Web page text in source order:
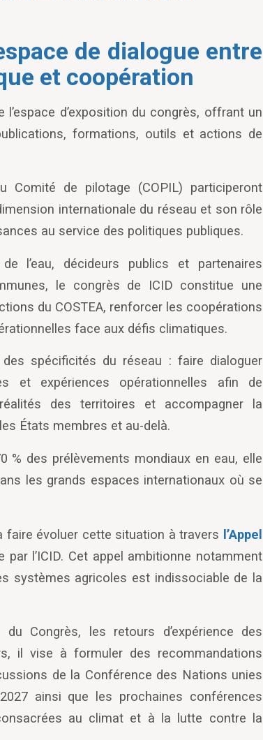
de dialogue entre
et coopération
l’espace d’exposition du congrès, offrant un
formations, outils et actions de
Comité de pilotage (COPIL) participeront
internationale du réseau et son rôle
au service des politiques publiques.
l’eau, décideurs publics et partenaires
le congrès de ICID constitue une
du COSTEA, renforcer les coopérations
face aux défis climatiques.
spécificités du réseau : faire dialoguer
et expériences opérationnelles afin de
des territoires et accompagner la
États membres et au-delà.
% des prélèvements mondiaux en eau, elle
les grands espaces internationaux où se
faire évoluer cette situation à travers l’Appel
l’ICID. Cet appel ambitionne notamment
systèmes agricoles est indissociable de la
Congrès, les retours d’expérience des
il vise à formuler des recommandations
de la Conférence des Nations unies
ainsi que les prochaines conférences
au climat et à la lutte contre la